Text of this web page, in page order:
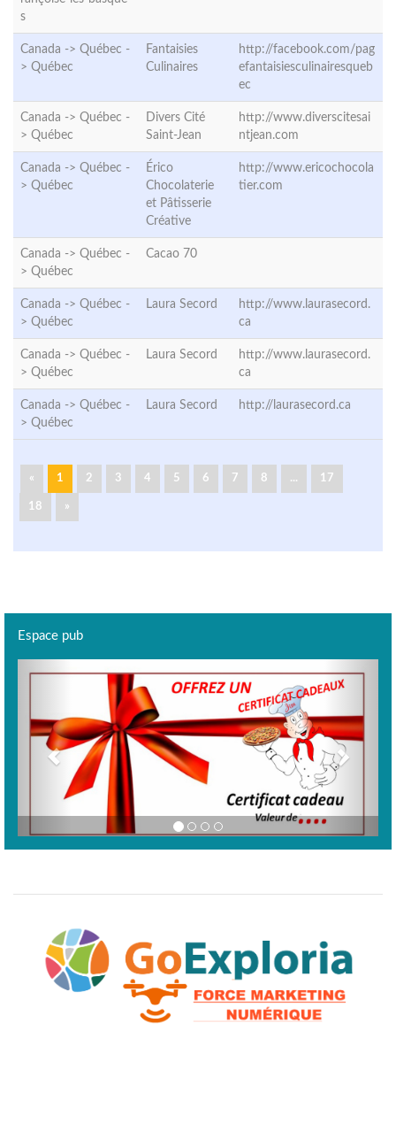
s
Canada -> Québec -
> Québec
Fantaisies
Culinaires
http://facebook.com/pag
efantaisiesculinairesqueb
ec
Canada -> Québec -
> Québec
Divers Cité
Saint-Jean
http://www.diverscitesai
ntjean.com
Canada -> Québec -
> Québec
Érico
Chocolaterie
et Pâtisserie
Créative
http://www.ericochocola
tier.com
Canada -> Québec -
> Québec
Cacao 70
Canada -> Québec -
> Québec
Laura Secord
http://www.laurasecord.
ca
Canada -> Québec -
> Québec
Laura Secord
http://www.laurasecord.
ca
Canada -> Québec -
> Québec
Laura Secord http://laurasecord.ca
« 1 2 3 4 5 6 7 8 ... 17
18 »
Espace pub